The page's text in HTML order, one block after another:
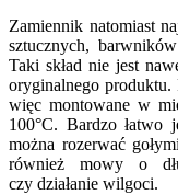
Zamiennik natomiast
sztucznych,
Taki skład nie jest
oryginalnego produktu.
więc montowane w
100°C. Bardzo łatwo
można rozerwać
również mowy o
czy działanie wilgoci.